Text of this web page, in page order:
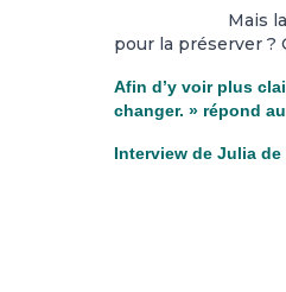
Mais
pour la préserver ?
Afin d’y voir plus
changer. » répond
Interview de Julia de